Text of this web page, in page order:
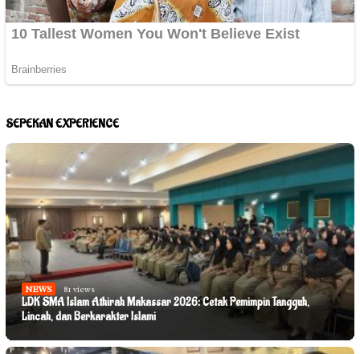
SEPEKAN EXPERIENCE
NEWS 81 views
LDK SMA Islam Athirah Makassar 2026: Cetak Pemimpin Tangguh,
Lincah, dan Berkarakter Islami